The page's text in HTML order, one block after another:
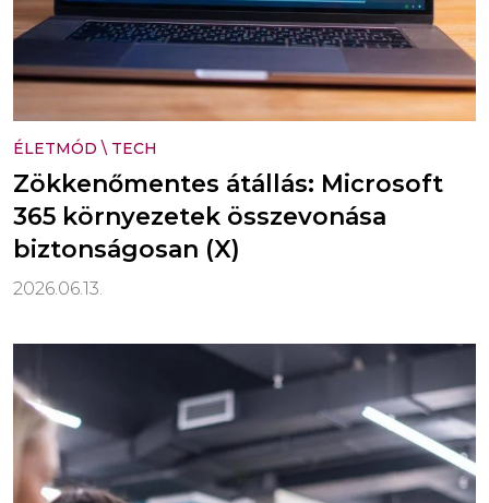
ÉLETMÓD \ TECH
Zökkenőmentes átállás: Microsoft
365 környezetek összevonása
biztonságosan (X)
2026.06.13.